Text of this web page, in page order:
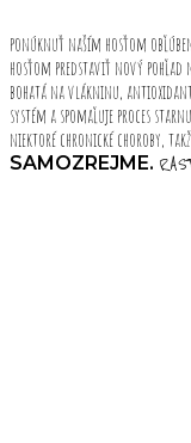
ponúknuť naším hosťom
hosťom predstaviť nový pohľad
bohatá na vlákninu,
systém a spomaľuje proces
niektoré chronické choroby,
SAMOZREJME.